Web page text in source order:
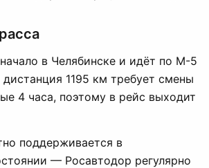
в Челябинске и идёт по М-5
дистанция 1195 км требует смены
4 часа, поэтому в рейс выходит
поддерживается в
— Росавтодор регулярно